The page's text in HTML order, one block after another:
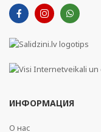
ИНФОРМАЦИЯ
О нас